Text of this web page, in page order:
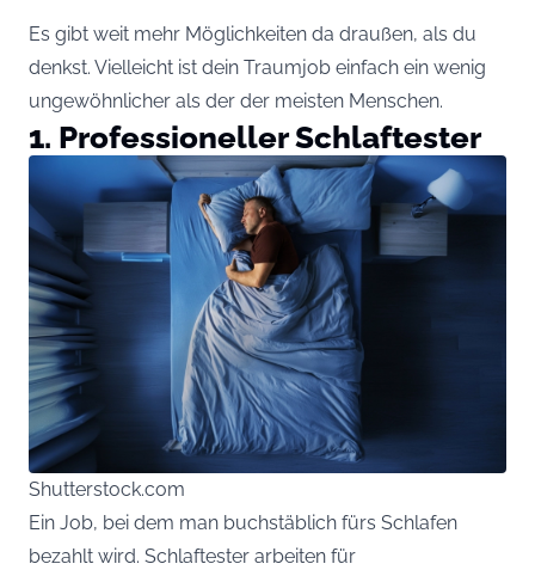
Es gibt weit mehr Möglichkeiten da draußen, als du
denkst. Vielleicht ist dein Traumjob einfach ein wenig
ungewöhnlicher als der der meisten Menschen.
1. Professioneller Schlaftester
Shutterstock.com
Ein Job, bei dem man buchstäblich fürs Schlafen
bezahlt wird. Schlaftester arbeiten für